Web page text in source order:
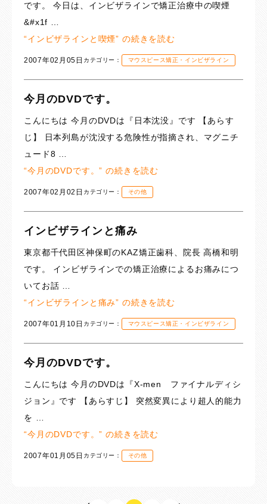
です。 今日は、インビザラインで矯正治療中の喫煙
&#x1f …
“インビザラインと喫煙” の続きを読む
2007年02月05日 カテゴリー： マウスピース矯正・インビザライン
今月のDVDです。
こんにちは 今月のDVDは『日本沈没』です 【あらす
じ】 日本列島が沈没する危険性が指摘され、マグニチ
ュード8 …
“今月のDVDです。” の続きを読む
2007年02月02日 カテゴリー： その他
インビザラインと痛み
東京都千代田区神保町のKAZ矯正歯科、院長 高橋和明
です。 インビザラインでの矯正治療によるお痛みにつ
いてお話 …
“インビザラインと痛み” の続きを読む
2007年01月10日 カテゴリー： マウスピース矯正・インビザライン
今月のDVDです。
こんにちは 今月のDVDは『X-men ファイナルディシ
ジョン』です 【あらすじ】 突然変異により超人的能力
を …
“今月のDVDです。” の続きを読む
2007年01月05日 カテゴリー： その他